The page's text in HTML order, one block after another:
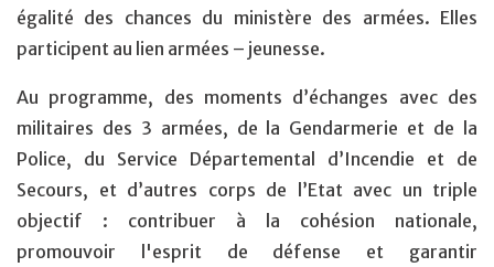
égalité des chances du ministère des armées. Elles
participent au lien armées – jeunesse.
Au programme, des moments d’échanges avec des
militaires des 3 armées, de la Gendarmerie et de la
Police, du Service Départemental d’Incendie et de
Secours, et d’autres corps de l’Etat avec un triple
objectif : contribuer à la cohésion nationale,
promouvoir l'esprit de défense et garantir